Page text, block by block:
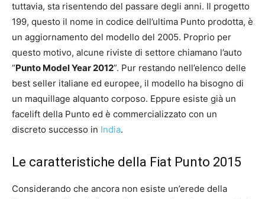
tuttavia, sta risentendo del passare degli anni. Il progetto
199, questo il nome in codice dell’ultima Punto prodotta, è
un aggiornamento del modello del 2005. Proprio per
questo motivo, alcune riviste di settore chiamano l’auto
“Punto Model Year 2012”. Pur restando nell’elenco delle
best seller italiane ed europee, il modello ha bisogno di
un maquillage alquanto corposo. Eppure esiste già un
facelift della Punto ed è commercializzato con un
discreto successo in India.
Le caratteristiche della Fiat Punto 2015
Considerando che ancora non esiste un’erede della